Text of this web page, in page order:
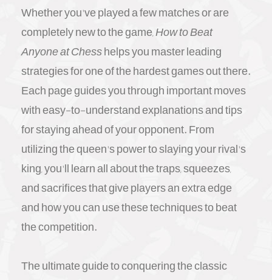
Whether you've played a few matches or are
completely new to the game,How to Beat
Anyone at Chesshelps you master leading
strategies for one of the hardest games out there.
Each page guides you through important moves
with easy-to-understand explanations and tips
for staying ahead of your opponent. From
utilizing the queen's power to slaying your rival's
king, you'll learn all about the traps, squeezes,
and sacrifices that give players an extra edge
and how you can use these techniques to beat
the competition.
The ultimate guide to conquering the classic